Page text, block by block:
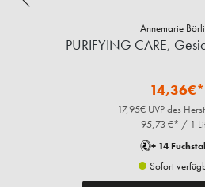
Annemarie
PURIFYING CARE,
14,36€*
17,95€ UVP des
95,73 €* / 1
+ 14
Sofort